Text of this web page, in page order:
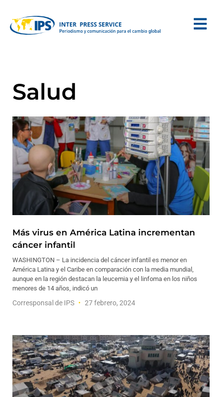
Salud
Más virus en América Latina incrementan
cáncer infantil
WASHINGTON – La incidencia del cáncer infantil es menor en
América Latina y el Caribe en comparación con la media mundial,
aunque en la región destacan la leucemia y el linfoma en los niños
menores de 14 años, indicó un
Corresponsal de IPS 27 febrero, 2024